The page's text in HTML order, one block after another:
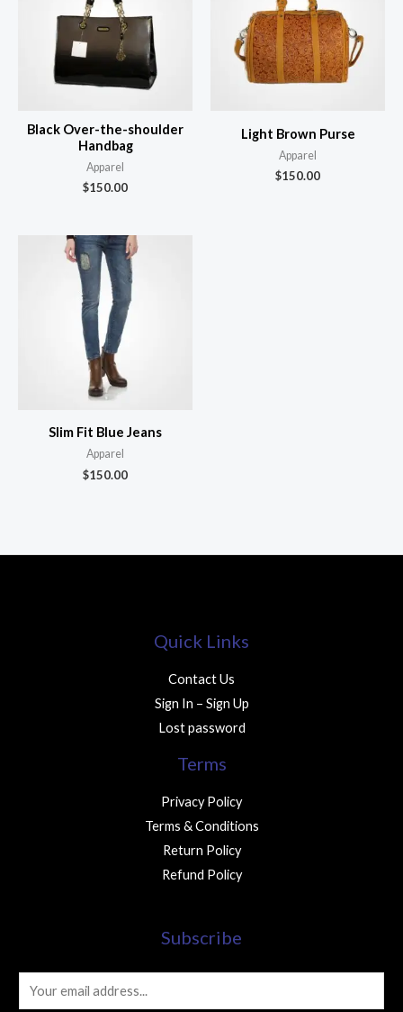
Black Over-the-shoulder
Handbag
Apparel
$150.00
Light Brown Purse
Apparel
$150.00
Slim Fit Blue Jeans
Apparel
$150.00
Quick Links
Contact Us
Sign In – Sign Up
Lost password
Terms
Privacy Policy
Terms & Conditions
Return Policy
Refund Policy
Subscribe